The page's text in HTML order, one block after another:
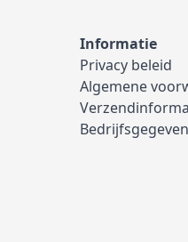
Informatie
Privacy beleid
Algemene